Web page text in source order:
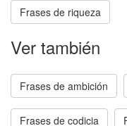
Frases de riqueza
Ver también
Frases de ambición
Frases de codicia